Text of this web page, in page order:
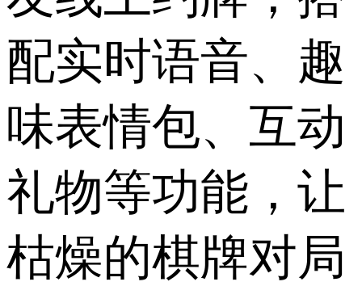
配实时语音、趣
味表情包、互动
礼物等功能，让
枯燥的棋牌对局